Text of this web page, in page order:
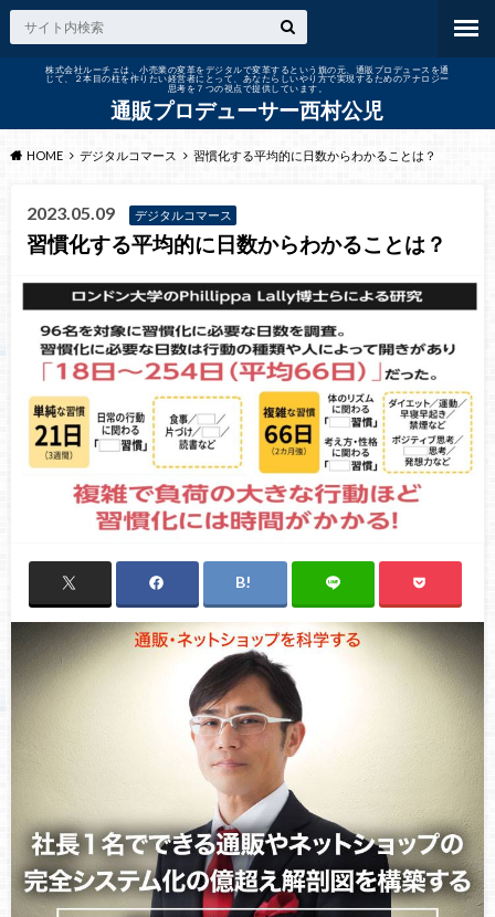
株式会社ルーチェは、小売業の変革をデジタルで変革するという旗の元、通販プロデュースを通
じて、２本目の柱を作りたい経営者にとって、あなたらしいやり方で実現するためのアナロジー
思考を７つの視点で提供しています。
通販プロデューサー西村公児
HOME デジタルコマース 習慣化する平均的に日数からわかることは？
2023.05.09 デジタルコマース
習慣化する平均的に日数からわかることは？